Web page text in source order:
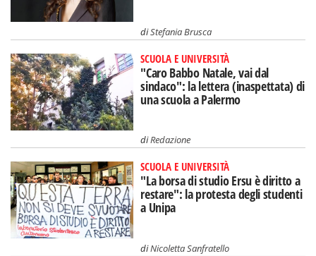
diStefania Brusca
SCUOLA E UNIVERSITÀ
"Caro Babbo Natale, vai dal
sindaco": la lettera (inaspettata) di
una scuola a Palermo
diRedazione
SCUOLA E UNIVERSITÀ
"La borsa di studio Ersu è diritto a
restare": la protesta degli studenti
a Unipa
diNicoletta Sanfratello